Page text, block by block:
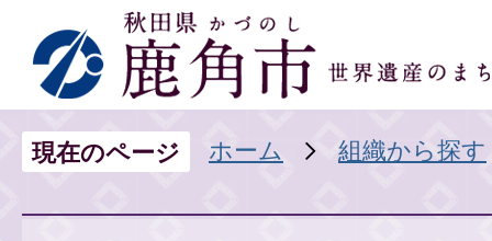
現在のページ ホーム 組織から探す